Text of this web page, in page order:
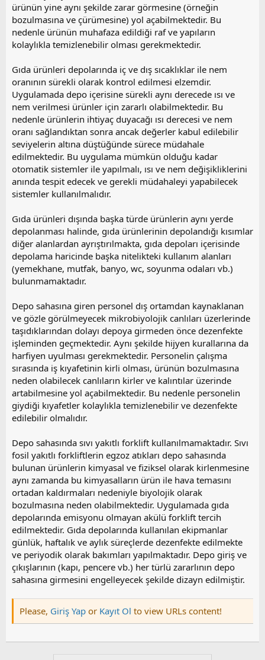
ürünün yine aynı şekilde zarar görmesine (örneğin
bozulmasına ve çürümesine) yol açabilmektedir. Bu
nedenle ürünün muhafaza edildiği raf ve yapıların
kolaylıkla temizlenebilir olması gerekmektedir.
Gıda ürünleri depolarında iç ve dış sıcaklıklar ile nem
oranının sürekli olarak kontrol edilmesi elzemdir.
Uygulamada depo içerisine sürekli aynı derecede ısı ve
nem verilmesi ürünler için zararlı olabilmektedir. Bu
nedenle ürünlerin ihtiyaç duyacağı ısı derecesi ve nem
oranı sağlandıktan sonra ancak değerler kabul edilebilir
seviyelerin altına düştüğünde sürece müdahale
edilmektedir. Bu uygulama mümkün olduğu kadar
otomatik sistemler ile yapılmalı, ısı ve nem değişikliklerini
anında tespit edecek ve gerekli müdahaleyi yapabilecek
sistemler kullanılmalıdır.
Gıda ürünleri dışında başka türde ürünlerin aynı yerde
depolanması halinde, gıda ürünlerinin depolandığı kısımlar
diğer alanlardan ayrıştırılmakta, gıda depoları içerisinde
depolama haricinde başka nitelikteki kullanım alanları
(yemekhane, mutfak, banyo, wc, soyunma odaları vb.)
bulunmamaktadır.
Depo sahasına giren personel dış ortamdan kaynaklanan
ve gözle görülmeyecek mikrobiyolojik canlıları üzerlerinde
taşıdıklarından dolayı depoya girmeden önce dezenfekte
işleminden geçmektedir. Aynı şekilde hijyen kurallarına da
harfiyen uyulması gerekmektedir. Personelin çalışma
sırasında iş kıyafetinin kirli olması, ürünün bozulmasına
neden olabilecek canlıların kirler ve kalıntılar üzerinde
artabilmesine yol açabilmektedir. Bu nedenle personelin
giydiği kıyafetler kolaylıkla temizlenebilir ve dezenfekte
edilebilir olmalıdır.
Depo sahasında sıvı yakıtlı forklift kullanılmamaktadır. Sıvı
fosil yakıtlı forkliftlerin egzoz atıkları depo sahasında
bulunan ürünlerin kimyasal ve fiziksel olarak kirlenmesine
aynı zamanda bu kimyasalların ürün ile hava temasını
ortadan kaldırmaları nedeniyle biyolojik olarak
bozulmasına neden olabilmektedir. Uygulamada gıda
depolarında emisyonu olmayan akülü forklift tercih
edilmektedir. Gıda depolarında kullanılan ekipmanlar
günlük, haftalık ve aylık süreçlerde dezenfekte edilmekte
ve periyodik olarak bakımları yapılmaktadır. Depo giriş ve
çıkışlarının (kapı, pencere vb.) her türlü zararlının depo
sahasına girmesini engelleyecek şekilde dizayn edilmiştir.
Please, Giriş Yap or Kayıt Ol to view URLs content!